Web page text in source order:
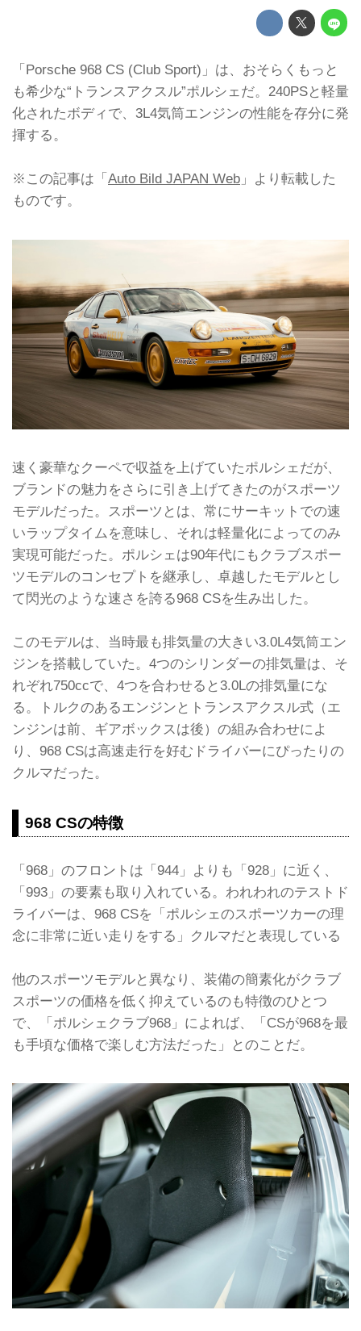
「Porsche 968 CS (Club Sport)」は、おそらくもっと
も希少な“トランスアクスル”ポルシェだ。240PSと軽量
化されたボディで、3L4気筒エンジンの性能を存分に発
揮する。
※この記事は「 Auto Bild JAPAN Web 」より転載した
ものです。
速く豪華なクーペで収益を上げていたポルシェだが、
ブランドの魅力をさらに引き上げてきたのがスポーツ
モデルだった。スポーツとは、常にサーキットでの速
いラップタイムを意味し、それは軽量化によってのみ
実現可能だった。ポルシェは90年代にもクラブスポー
ツモデルのコンセプトを継承し、卓越したモデルとし
て閃光のような速さを誇る968 CSを生み出した。
このモデルは、当時最も排気量の大きい3.0L4気筒エン
ジンを搭載していた。4つのシリンダーの排気量は、そ
れぞれ750ccで、4つを合わせると3.0Lの排気量にな
る。トルクのあるエンジンとトランスアクスル式（エ
ンジンは前、ギアボックスは後）の組み合わせによ
り、968 CSは高速走行を好むドライバーにぴったりの
クルマだった。
968 CSの特徴
「968」のフロントは「944」よりも「928」に近く、
「993」の要素も取り入れている。われわれのテストド
ライバーは、968 CSを「ポルシェのスポーツカーの理
念に非常に近い走りをする」クルマだと表現している
他のスポーツモデルと異なり、装備の簡素化がクラブ
スポーツの価格を低く抑えているのも特徴のひとつ
で、「ポルシェクラブ968」によれば、「CSが968を最
も手頃な価格で楽しむ方法だった」とのことだ。